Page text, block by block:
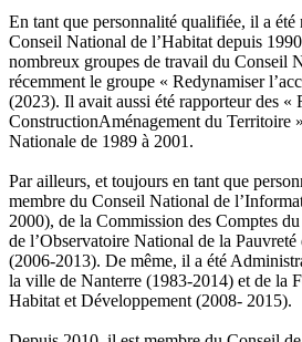
En tant que personnalité qualifiée, il a été
Conseil National de l’Habitat depuis
nombreux groupes de travail du Conseil
récemment le groupe « Redynamiser
(2023). Il avait aussi été rapporteur des «
ConstructionAménagement du Territoire
Nationale de 1989 à 2001.
Par ailleurs, et toujours en tant que
membre du Conseil National de
2000), de la Commission des Comptes
de l’Observatoire National de la
(2006-2013). De même, il a été
la ville de Nanterre (1983-2014) et de la
Habitat et Développement (2008- 2015).